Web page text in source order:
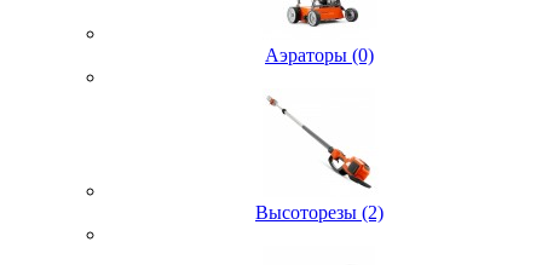
Аэраторы (0)
Высоторезы (2)